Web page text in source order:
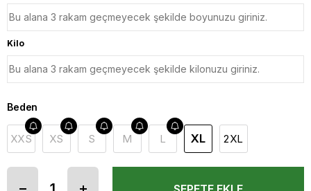
Kilo
Beden
XXS XS S M L XL 2XL